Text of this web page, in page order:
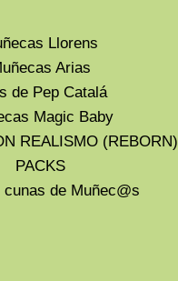
Llorens
Arias
de Pep Catalá
Magic Baby
REALISMO (REBORN)
PACKS
de Muñec@s